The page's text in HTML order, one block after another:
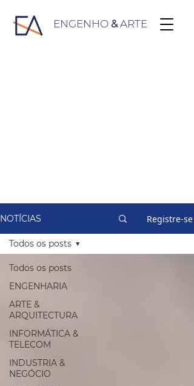
ENGENHO &ARTE
NOTÍCIAS Registre-se
Todos os posts
ENGENHARIA
ARTE &
ARQUITECTURA
INFORMÁTICA &
TELECOM
INDUSTRIA &
NEGÓCIO
Todos os posts